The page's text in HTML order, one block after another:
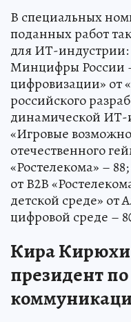
В специальных
поданных работ
для ИТ-индустрии:
Минцифры России
цифровизации» от
российского
динамической ИТ-
«Игровые
отечественного
«Ростелекома» –
от В2В
детской среде» от
цифровой среде –
Кира
президент